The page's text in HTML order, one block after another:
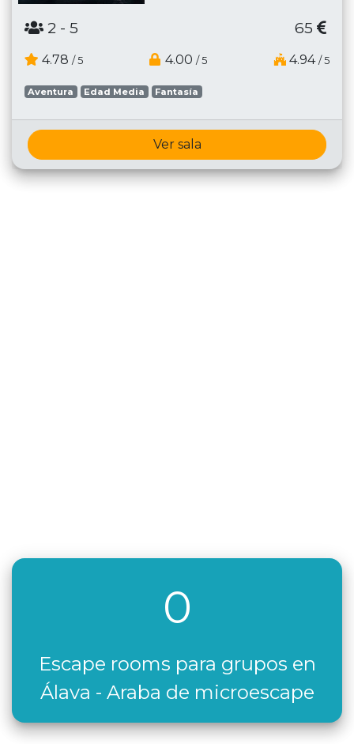
2 - 5 65
4.78 / 5 4.00 / 5 4.94 / 5
Aventura Edad Media Fantasía
Ver sala
0
Escape rooms para grupos en
Álava - Araba de microescape